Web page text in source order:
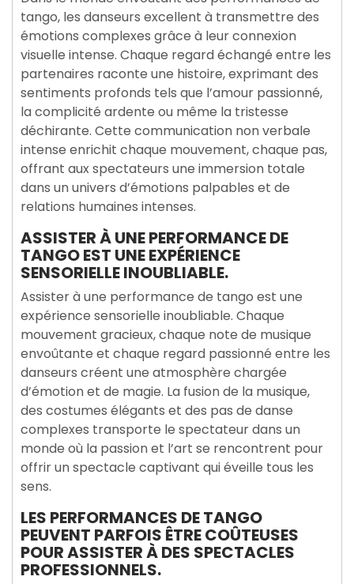
tango, les danseurs excellent à transmettre des
émotions complexes grâce à leur connexion
visuelle intense. Chaque regard échangé entre les
partenaires raconte une histoire, exprimant des
sentiments profonds tels que l’amour passionné,
la complicité ardente ou même la tristesse
déchirante. Cette communication non verbale
intense enrichit chaque mouvement, chaque pas,
offrant aux spectateurs une immersion totale
dans un univers d’émotions palpables et de
relations humaines intenses.
ASSISTER À UNE PERFORMANCE DE
TANGO EST UNE EXPÉRIENCE
SENSORIELLE INOUBLIABLE.
Assister à une performance de tango est une
expérience sensorielle inoubliable. Chaque
mouvement gracieux, chaque note de musique
envoûtante et chaque regard passionné entre les
danseurs créent une atmosphère chargée
d’émotion et de magie. La fusion de la musique,
des costumes élégants et des pas de danse
complexes transporte le spectateur dans un
monde où la passion et l’art se rencontrent pour
offrir un spectacle captivant qui éveille tous les
sens.
LES PERFORMANCES DE TANGO
PEUVENT PARFOIS ÊTRE COÛTEUSES
POUR ASSISTER À DES SPECTACLES
PROFESSIONNELS.